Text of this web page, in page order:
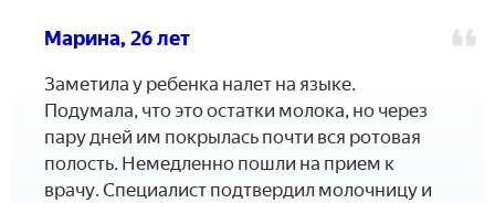
Марина, 26 лет
Заметила у ребенка налет на языке.
Подумала, что это остатки молока, но через
пару дней им покрылась почти вся ротовая
полость. Немедленно пошли на прием к
врачу. Специалист подтвердил молочницу и